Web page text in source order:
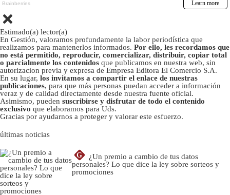
Estimado(a) lector(a)
En Gestión, valoramos profundamente la labor periodística que
realizamos para mantenerlos informados. Por ello, les recordamos que
no está permitido, reproducir, comercializar, distribuir, copiar total
o parcialmente los contenidos que publicamos en nuestra web, sin
autorizacion previa y expresa de Empresa Editora El Comercio S.A.
En su lugar, los invitamos a compartir el enlace de nuestras
publicaciones, para que más personas puedan acceder a información
veraz y de calidad directamente desde nuestra fuente oficial.
Asimismo, pueden suscribirse y disfrutar de todo el contenido
exclusivo que elaboramos para Uds.
Gracias por ayudarnos a proteger y valorar este esfuerzo.
últimas noticias
G
¿Un premio a cambio de tus datos
personales? Lo que dice la ley sobre sorteos y
promociones